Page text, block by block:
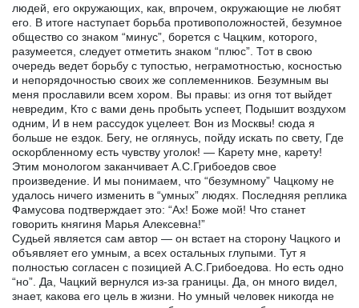
людей, его окружающих, как, впрочем, окружающие не любят
его. В итоге наступает борьба противоположностей, безумное
общество со знаком “минус”, борется с Чацким, которого,
разумеется, следует отметить знаком “плюс”. Тот в свою
очередь ведет борьбу с тупостью, неграмотностью, косностью
и непорядочностью своих же соплеменников. Безумным вы
меня прославили всем хором. Вы правы: из огня тот выйдет
невредим, Кто с вами день пробыть успеет, Подышит воздухом
одним, И в нем рассудок уцелеет. Вон из Москвы! сюда я
больше не ездок. Бегу, не оглянусь, пойду искать по свету, Где
оскорбленному есть чувству уголок! — Карету мне, карету!
Этим монологом заканчивает А.С.Грибоедов свое
произведение. И мы понимаем, что “безумному” Чацкому не
удалось ничего изменить в “умных” людях. Последняя реплика
Фамусова подтверждает это: “Ах! Боже мой! Что станет
говорить княгиня Марья Алексевна!”
Судьей является сам автор — он встает на сторону Чацкого и
объявляет его умным, а всех остальных глупыми. Тут я
полностью согласен с позицией А.С.Грибоедова. Но есть одно
“но”. Да, Чацкий вернулся из-за границы. Да, он много видел,
знает, какова его цель в жизни. Но умный человек никогда не